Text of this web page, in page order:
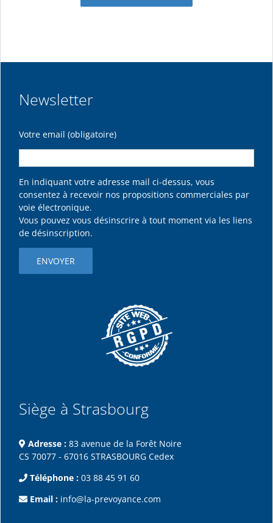
Newsletter
Votre email (obligatoire)
En indiquant votre adresse mail ci-dessus, vous
consentez à recevoir nos propositions commerciales par
voie électronique.
Vous pouvez vous désinscrire à tout moment via les liens
de désinscription.
Siège à Strasbourg
Adresse : 83 avenue de la Forêt Noire
CS 70077 - 67016 STRASBOURG Cedex
Téléphone : 03 88 45 91 60
Email : info@la-prevoyance.com